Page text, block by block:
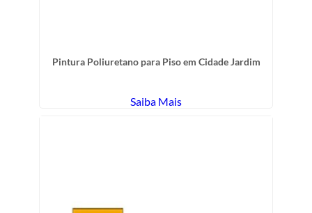
Pintura Poliuretano para Piso em Cidade Jardim
Saiba Mais